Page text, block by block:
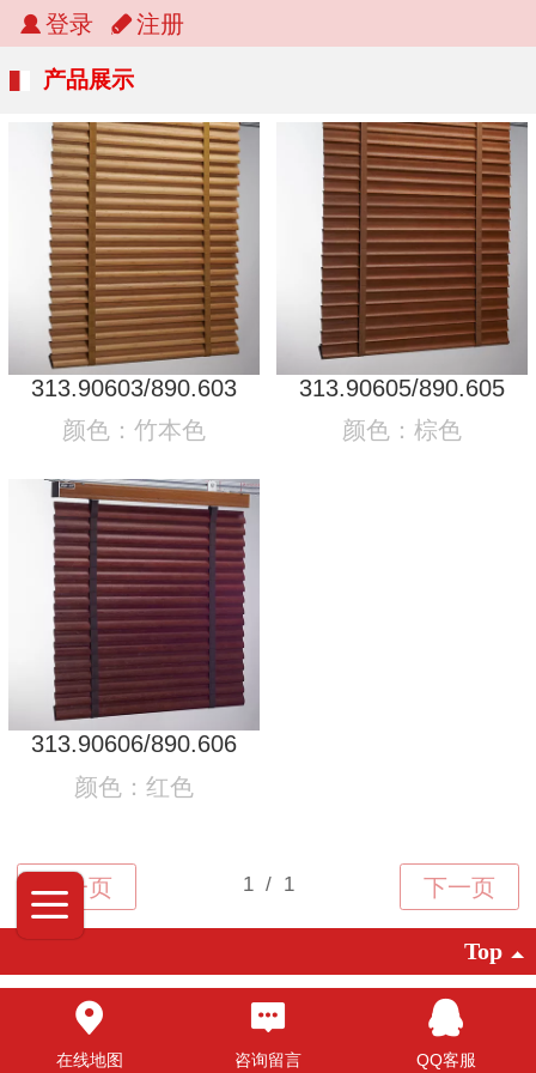
登录 注册
产品展示
313.90603/890.603
颜色：竹本色
313.90605/890.605
颜色：棕色
313.90606/890.606
颜色：红色
Top
©2025 广东创明遮阳科技有限公司 版权
在线地图 咨询留言 QQ客服